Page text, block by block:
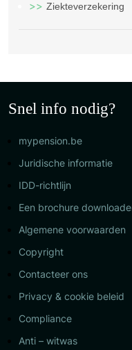
Ziekteverzekering
Snel info nodig?
mypension.be
Juridische informatie
IDD-richtlijn
Een brochure
Algemene voorwaarden
Copyright
Contacteer ons
Privacy & cookie beleid
Compliance
Anti – witwas